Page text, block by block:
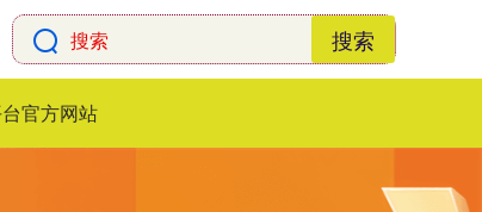
搜索
官方网站